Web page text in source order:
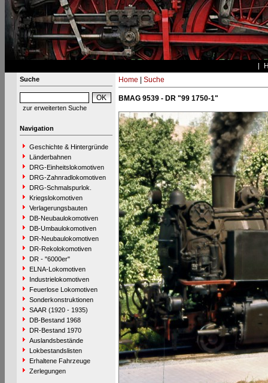
Suche
zur erweiterten Suche
Navigation
Geschichte & Hintergründe
Länderbahnen
DRG-Einheitslokomotiven
DRG-Zahnradlokomotiven
DRG-Schmalspurlok.
Kriegslokomotiven
Verlagerungsbauten
DB-Neubaulokomotiven
DB-Umbaulokomotiven
DR-Neubaulokomotiven
DR-Rekolokomotiven
DR - "6000er"
ELNA-Lokomotiven
Industrielokomotiven
Feuerlose Lokomotiven
Sonderkonstruktionen
SAAR (1920 - 1935)
DB-Bestand 1968
DR-Bestand 1970
Auslandsbestände
Lokbestandslisten
Erhaltene Fahrzeuge
Zerlegungen
Home Suche
BMAG 9539 - DR "99 1750-1"